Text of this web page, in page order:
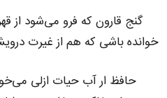
گنج قارون که فرو می‌شود از
خوانده باشی که هم از غیرت
حافظ ار آب حیات ازلی